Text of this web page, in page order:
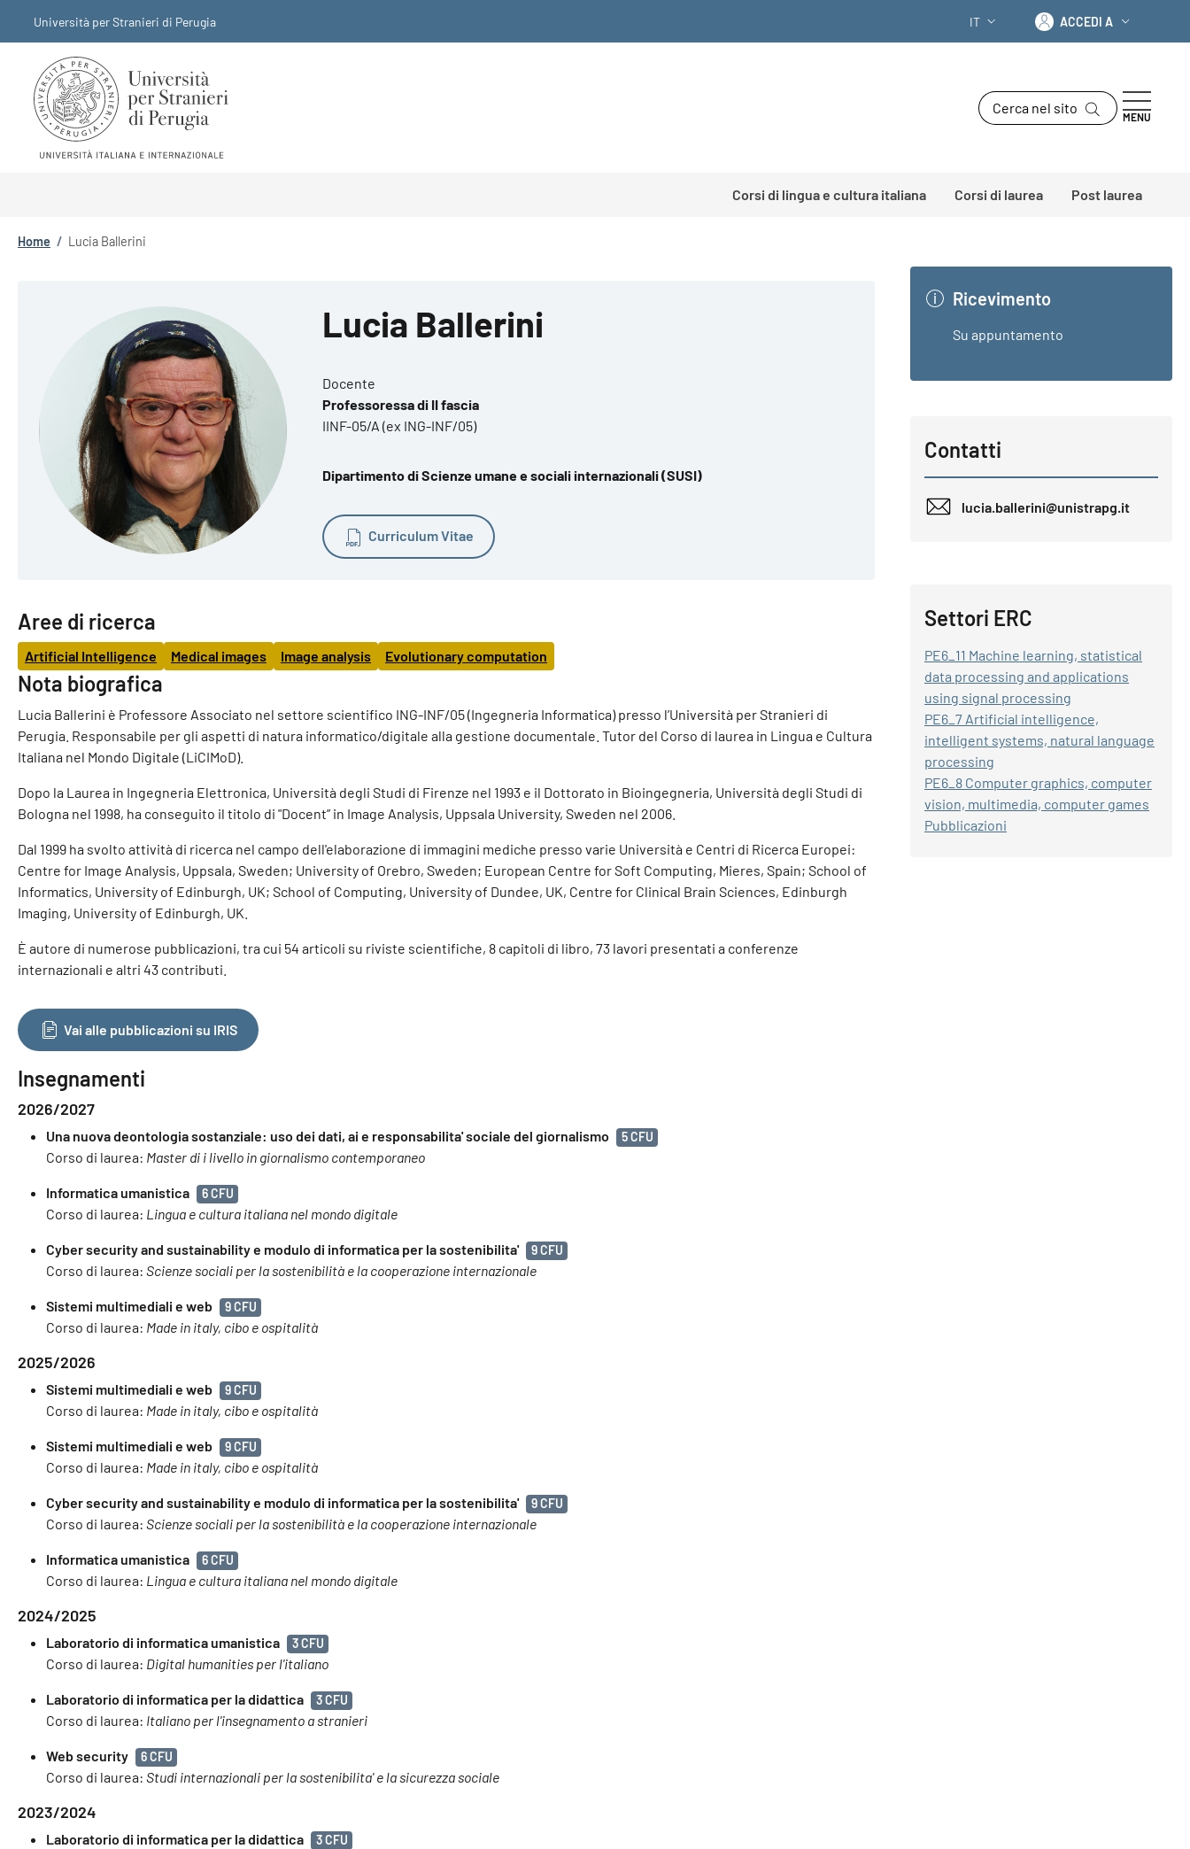
Università per Stranieri di Perugia
SELETTORE LINGUA: CURRENT
IT Accedi a
ACCEDI A
Cerca nel sito
MENU
Corsi di lingua e cultura italiana Corsi di laurea Post laurea
Briciole di pane
Home / Lucia Ballerini
Lucia Ballerini
Docente
Professoressa di II fascia
IINF-05/A (ex ING-INF/05)
Dipartimento di Scienze umane e sociali internazionali (SUSI)
Curriculum Vitae
Aree di ricerca
Artificial Intelligence Medical images Image analysis Evolutionary computation
Nota biografica
Lucia Ballerini è Professore Associato nel settore scientifico ING-INF/05 (Ingegneria Informatica) presso l’Università per Stranieri di
Perugia. Responsabile per gli aspetti di natura informatico/digitale alla gestione documentale. Tutor del Corso di laurea in Lingua e Cultura
Italiana nel Mondo Digitale (LiCIMoD).
Dopo la Laurea in Ingegneria Elettronica, Università degli Studi di Firenze nel 1993 e il Dottorato in Bioingegneria, Università degli Studi di
Bologna nel 1998, ha conseguito il titolo di "Docent” in Image Analysis, Uppsala University, Sweden nel 2006.
Dal 1999 ha svolto attività di ricerca nel campo dell'elaborazione di immagini mediche presso varie Università e Centri di Ricerca Europei:
Centre for Image Analysis, Uppsala, Sweden; University of Orebro, Sweden; European Centre for Soft Computing, Mieres, Spain; School of
Informatics, University of Edinburgh, UK; School of Computing, University of Dundee, UK, Centre for Clinical Brain Sciences, Edinburgh
Imaging, University of Edinburgh, UK.
È autore di numerose pubblicazioni, tra cui 54 articoli su riviste scientifiche, 8 capitoli di libro, 73 lavori presentati a conferenze
internazionali e altri 43 contributi.
Vai alle pubblicazioni su IRIS
Insegnamenti
2026/2027
Una nuova deontologia sostanziale: uso dei dati, ai e responsabilita' sociale del giornalismo 5 CFU
Corso di laurea: Master di i livello in giornalismo contemporaneo
Informatica umanistica 6 CFU
Corso di laurea: Lingua e cultura italiana nel mondo digitale
Cyber security and sustainability e modulo di informatica per la sostenibilita' 9 CFU
Corso di laurea: Scienze sociali per la sostenibilità e la cooperazione internazionale
Sistemi multimediali e web 9 CFU
Corso di laurea: Made in italy, cibo e ospitalità
2025/2026
Sistemi multimediali e web 9 CFU
Corso di laurea: Made in italy, cibo e ospitalità
Sistemi multimediali e web 9 CFU
Corso di laurea: Made in italy, cibo e ospitalità
Cyber security and sustainability e modulo di informatica per la sostenibilita' 9 CFU
Corso di laurea: Scienze sociali per la sostenibilità e la cooperazione internazionale
Informatica umanistica 6 CFU
Corso di laurea: Lingua e cultura italiana nel mondo digitale
2024/2025
Laboratorio di informatica umanistica 3 CFU
Corso di laurea: Digital humanities per l'italiano
Laboratorio di informatica per la didattica 3 CFU
Corso di laurea: Italiano per l'insegnamento a stranieri
Web security 6 CFU
Corso di laurea: Studi internazionali per la sostenibilita' e la sicurezza sociale
2023/2024
Laboratorio di informatica per la didattica 3 CFU
Ricevimento
Su appuntamento
Contatti
lucia.ballerini@unistrapg.it
Settori ERC
PE6_11 Machine learning, statistical
data processing and applications
using signal processing
PE6_7 Artificial intelligence,
intelligent systems, natural language
processing
PE6_8 Computer graphics, computer
vision, multimedia, computer games
Pubblicazioni